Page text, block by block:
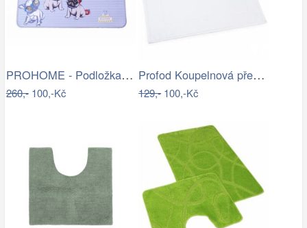
PROHOME - Podložka 80x50cm Pes
260,-100,-Kč
Profod Koupelnová předložka 2S bílá…
129,-100,-Kč